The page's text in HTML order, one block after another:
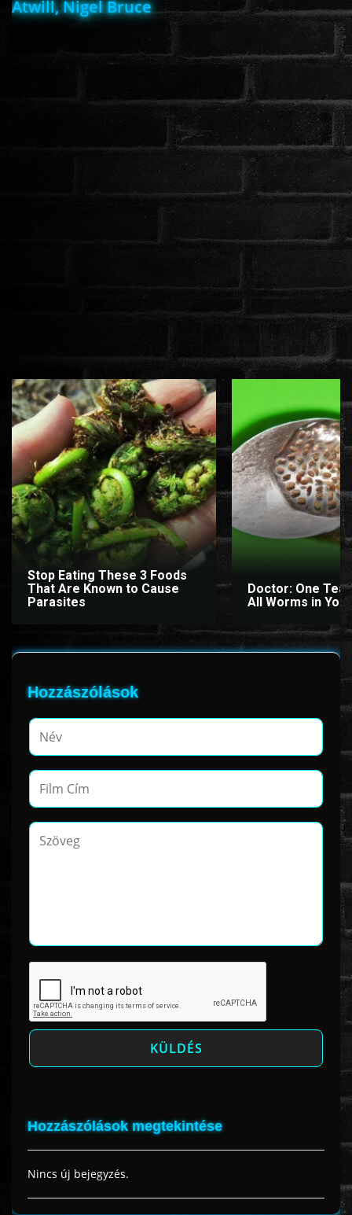
Atwill, Nigel Bruce
Stop Eating These 3 Foods
That Are Known to Cause
Parasites
Doctor: One
All Worms in
Hozzászólások
Hozzászólások megtekintése
Nincs új bejegyzés.